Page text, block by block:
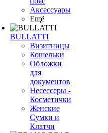
Аксессуары
Ещё
BULLATTI
Визитницы
Кошельки
Обложки
для
документов
Несессеры -
Косметички
Женские
Сумки и
Клатчи